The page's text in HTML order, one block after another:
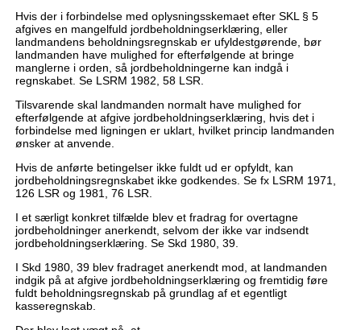
Hvis der i forbindelse med oplysningsskemaet efter SKL § 5
afgives en mangelfuld jordbeholdningserklæring, eller
landmandens beholdningsregnskab er ufyldestgørende, bør
landmanden have mulighed for efterfølgende at bringe
manglerne i orden, så jordbeholdningerne kan indgå i
regnskabet. Se LSRM 1982, 58 LSR.
Tilsvarende skal landmanden normalt have mulighed for
efterfølgende at afgive jordbeholdningserklæring, hvis det i
forbindelse med ligningen er uklart, hvilket princip landmanden
ønsker at anvende.
Hvis de anførte betingelser ikke fuldt ud er opfyldt, kan
jordbeholdningsregnskabet ikke godkendes. Se fx LSRM 1971,
126 LSR og 1981, 76 LSR.
I et særligt konkret tilfælde blev et fradrag for overtagne
jordbeholdninger anerkendt, selvom der ikke var indsendt
jordbeholdningserklæring. Se Skd 1980, 39.
I Skd 1980, 39 blev fradraget anerkendt mod, at landmanden
indgik på at afgive jordbeholdningserklæring og fremtidig føre
fuldt beholdningsregnskab på grundlag af et egentligt
kasseregnskab.